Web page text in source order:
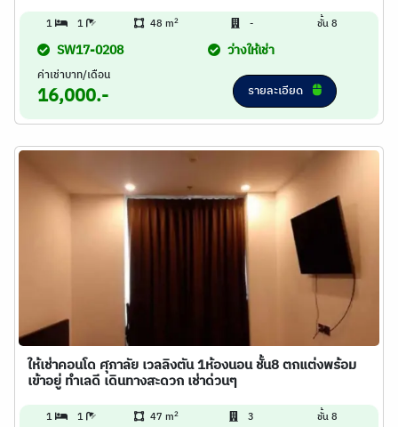
1 1 48 m2 - ชั้น 8
SW17-0208 ว่างให้เช่า
ค่าเช่าบาท/เดือน
16,000.- รายละเอียด
ให้เช่าคอนโด ศุภาลัย เวลลิงตัน 1ห้องนอน ชั้น8 ตกแต่งพร้อม
เข้าอยู่ ทำเลดี เดินทางสะดวก เช่าด่วนๆ
1 1 47 m2 3 ชั้น 8